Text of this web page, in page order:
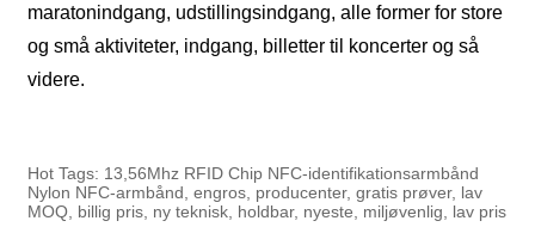
maratonindgang, udstillingsindgang, alle former for store
og små aktiviteter, indgang, billetter til koncerter og så
videre.
Hot Tags: 13,56Mhz RFID Chip NFC-identifikationsarmbånd
Nylon NFC-armbånd, engros, producenter, gratis prøver, lav
MOQ, billig pris, ny teknisk, holdbar, nyeste, miljøvenlig, lav pris